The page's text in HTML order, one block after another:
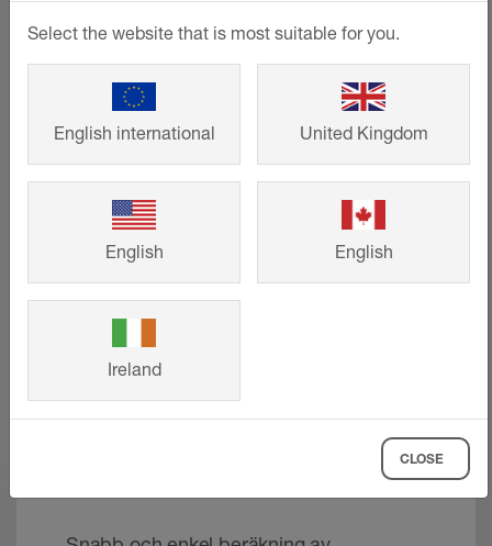
Select the website that is most suitable for you.
English international United Kingdom
English English
Ireland
CLOSE